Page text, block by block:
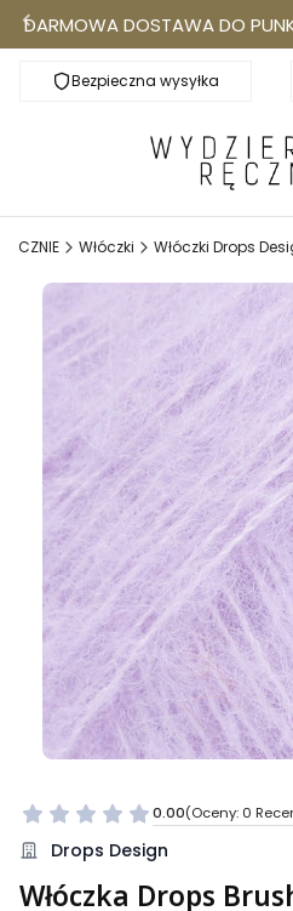
DARMOWA DOSTAWA DO
Bezpieczna wysyłkaDarmowa
Włóczki Włóczki Drops
0.00(Oceny: 0
Przejdź do
Drops Design
Włóczka Drops